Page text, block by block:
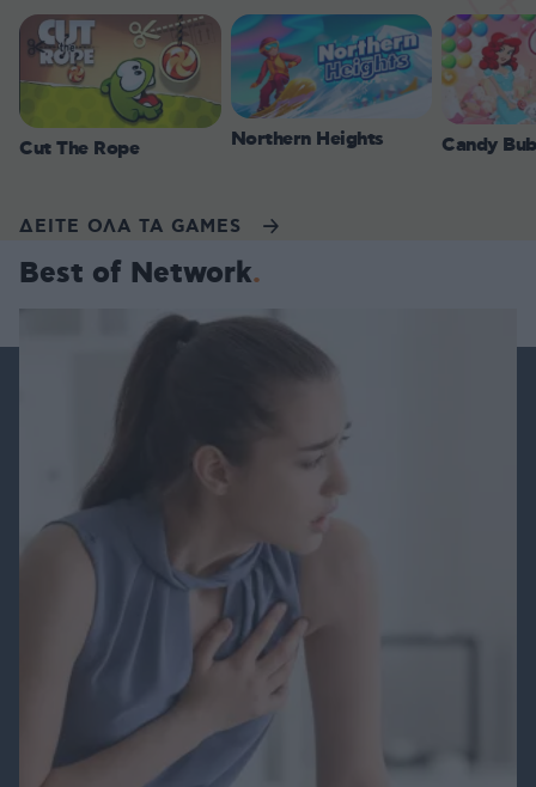
Cut The Rope Northern Heights Candy
ΔΕΙΤΕ ΟΛΑ ΤΑ GAMES
Best of Network